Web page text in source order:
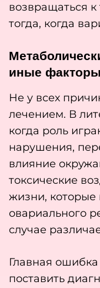
возвращаться
тогда, когда
иные
Не у всех
лечением. В
когда роль
нарушения,
влияние
токсические
жизни, которые
овариального
случае
Главная
поставить